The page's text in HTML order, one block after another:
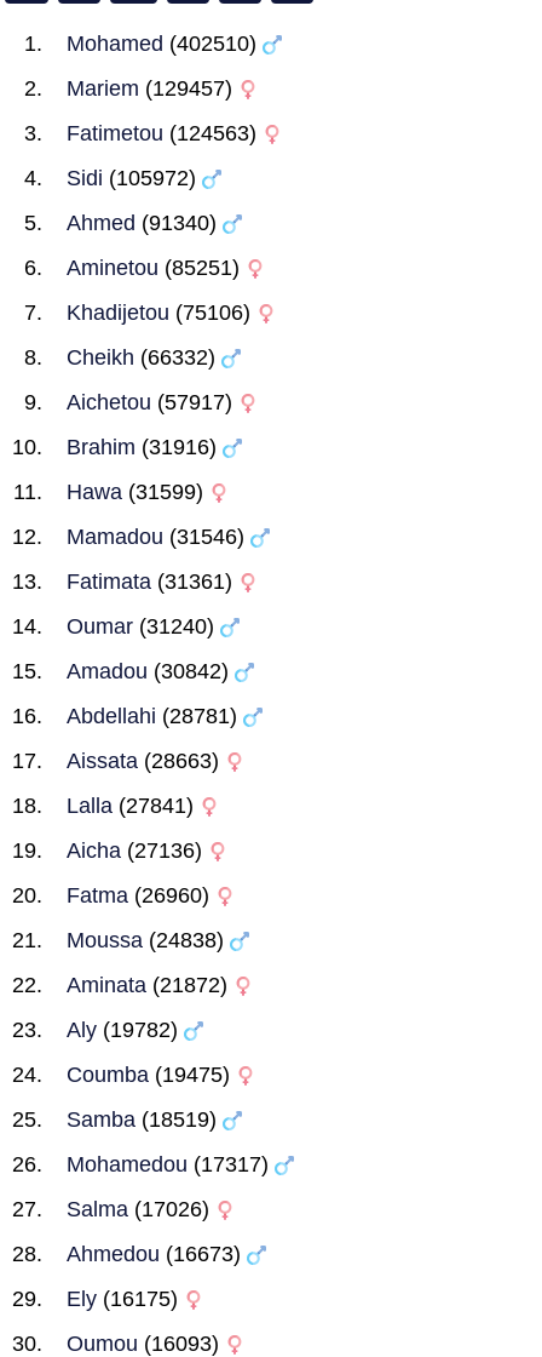
Mohamed (402510)
Mariem (129457)
Fatimetou (124563)
Sidi (105972)
Ahmed (91340)
Aminetou (85251)
Khadijetou (75106)
Cheikh (66332)
Aichetou (57917)
Brahim (31916)
Hawa (31599)
Mamadou (31546)
Fatimata (31361)
Oumar (31240)
Amadou (30842)
Abdellahi (28781)
Aissata (28663)
Lalla (27841)
Aicha (27136)
Fatma (26960)
Moussa (24838)
Aminata (21872)
Aly (19782)
Coumba (19475)
Samba (18519)
Mohamedou (17317)
Salma (17026)
Ahmedou (16673)
Ely (16175)
Oumou (16093)